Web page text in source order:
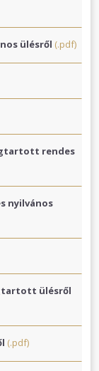
ülésről (.pdf)
rendes
nyilvános
ülésről
(.pdf)